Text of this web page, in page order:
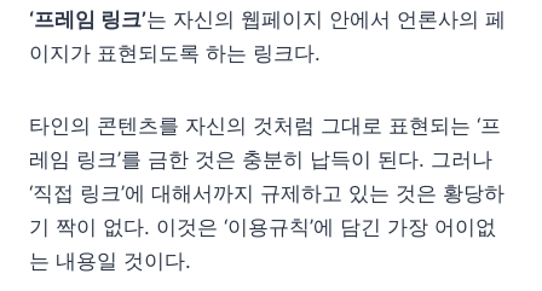
‘프레임 링크’는 자신의 웹페이지 안에서 언론사의 페
이지가 표현되도록 하는 링크다.
타인의 콘텐츠를 자신의 것처럼 그대로 표현되는 ‘프
레임 링크’를 금한 것은 충분히 납득이 된다. 그러나
‘직접 링크’에 대해서까지 규제하고 있는 것은 황당하
기 짝이 없다. 이것은 ‘이용규칙’에 담긴 가장 어이없
는 내용일 것이다.